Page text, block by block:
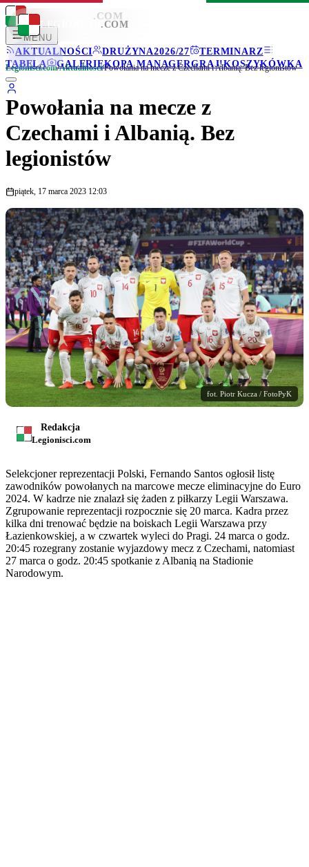
LEGIONISCI .COM
MENU
AKTUALNOŚCI
DRUŻYNA2026/27
TERMINARZ
TABELA
GALERIEKOPA MANAGERGRAJ!KOSZYKÓWKA
LEGIONISCI .COM
Legionisci.com/Aktualności/Powołania na mecze z Czechami i Albanią. Bez legionistów
Powołania na mecze z
Czechami i Albanią. Bez
legionistów
piątek, 17 marca 2023 12:03
fot. Piotr Kucza / FotoPyK
Redakcja
Legionisci.com
Selekcjoner reprezentacji Polski, Fernando Santos ogłosił listę
zawodników powołanych na marcowe mecze eliminacyjne do Euro
2024. W kadrze nie znalazł się żaden z piłkarzy Legii Warszawa.
Zgrupowanie reprezentacji rozpocznie się 20 marca. Kadra przez
kilka dni trenować będzie na boiskach Legii Warszawa przy
Łazienkowskiej, a w czwartek wyleci do Pragi. 24 marca o godz.
20:45 rozegrany zostanie wyjazdowy mecz z Czechami, natomiast
27 marca o godz. 20:45 spotkanie z Albanią na Stadionie
Narodowym.